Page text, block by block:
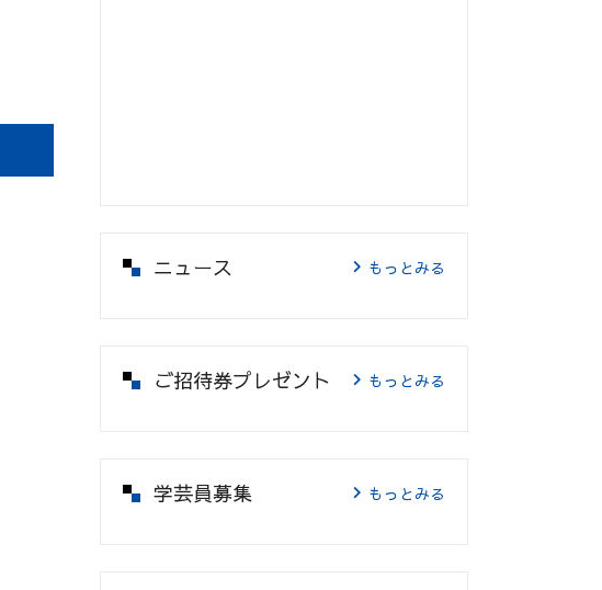
ニュース もっとみる
ご招待券プレゼント もっとみる
学芸員募集 もっとみる